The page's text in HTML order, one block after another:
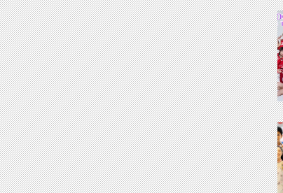
SUPER JUNIOR-L.S.S.ファンコンサートを CSテレ朝チャンネ